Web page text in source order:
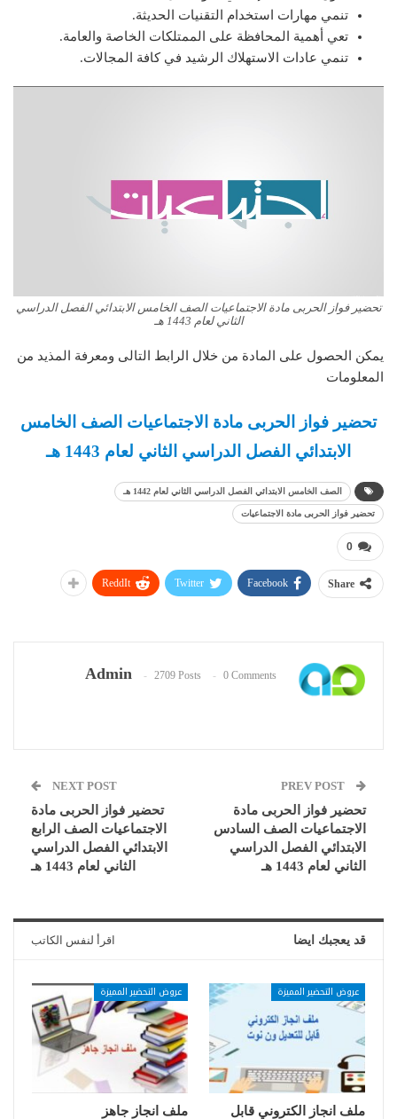
تنمي مهارات استخدام التقنيات الحديثة.
تعي أهمية المحافظة على الممتلكات الخاصة والعامة.
تنمي عادات الاستهلاك الرشيد في كافة المجالات.
تحضير فواز الحربى مادة الاجتماعيات الصف الخامس الابتدائي الفصل الدراسي
الثاني لعام 1443 هـ
يمكن الحصول على المادة من خلال الرابط التالى ومعرفة المذيد من
المعلومات
تحضير فواز الحربى مادة الاجتماعيات الصف الخامس
الابتدائي الفصل الدراسي الثاني لعام 1443 هـ
الصف الخامس الابتدائي الفصل الدراسي الثاني لعام 1442 هـ
تحضير فواز الحربى مادة الاجتماعيات
0
Share
Facebook
Twitter
ReddIt
Admin 2709 Posts 0 Comments
تحضير فواز الحربى مادة
الاجتماعيات الصف السادس
الابتدائي الفصل الدراسي
الثاني لعام 1443 هـ
NEXT POST
تحضير فواز الحربى مادة
الاجتماعيات الصف الرابع
الابتدائي الفصل الدراسي
الثاني لعام 1443 هـ
قد يعجبك ايضا اقرأ لنفس الكاتب
عروض التحضير المميزة
ملف انجاز الكتروني قابل
عروض التحضير المميزة
ملف انجاز جاهز